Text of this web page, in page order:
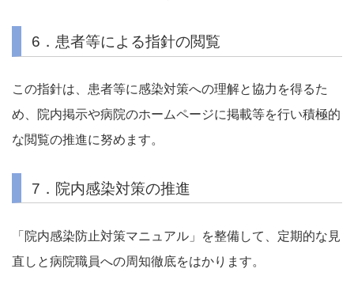
6．患者等による指針の閲覧
この指針は、患者等に感染対策への理解と協力を得るた
め、院内掲示や病院のホームページに掲載等を行い積極的
な閲覧の推進に努めます。
7．院内感染対策の推進
「院内感染防止対策マニュアル」を整備して、定期的な見
直しと病院職員への周知徹底をはかります。